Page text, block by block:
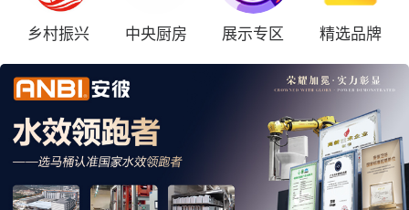
乡村振兴 中央厨房 展示专区 精选品牌